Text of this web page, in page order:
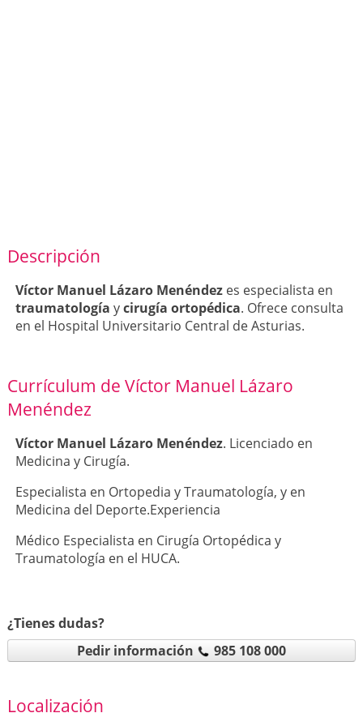
Descripción
Víctor Manuel Lázaro Menéndezes especialista en
traumatología ycirugía ortopédica. Ofrece consulta
en el Hospital Universitario Central de Asturias.
Currículum de Víctor Manuel Lázaro
Menéndez
Víctor Manuel Lázaro Menéndez. Licenciado en
Medicina y Cirugía.
Especialista en Ortopedia y Traumatología, y en
Medicina del Deporte.Experiencia
Médico Especialista en Cirugía Ortopédica y
Traumatología en el HUCA.
¿Tienes dudas?
Pedir información
985 108 000
Localización